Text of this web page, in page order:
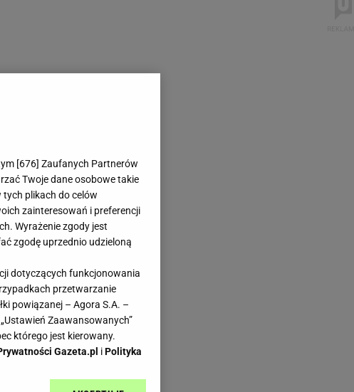
[676] Zaufanych Partnerów
Twoje dane osobowe takie
tych plikach do celów
zainteresowań i preferencji
Wyrażenie zgody jest
zgodę uprzednio udzieloną
dotyczących funkcjonowania
przetwarzanie
powiązanej – Agora S.A. –
Zaawansowanych”
którego jest kierowany.
Gazeta.pl iPolityka